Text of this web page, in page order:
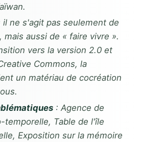
il ne s'agit pas seulement de
mais aussi de « faire vivre ».
vers la version 2.0 et
Commons, la
un matériau de cocréation
: Agence de
temporelle, Table de l'île
Exposition sur la mémoire